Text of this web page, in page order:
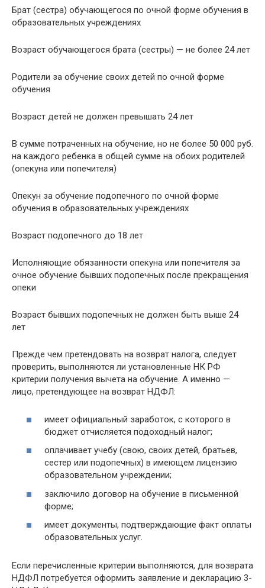
Брат (сестра) обучающегося по очной форме обучения в
образовательных учреждениях
Возраст обучающегося брата (сестры) — не более 24 лет
Родители за обучение своих детей по очной форме
обучения
Возраст детей не должен превышать 24 лет
В сумме потраченных на обучение, но не более 50 000 руб.
на каждого ребенка в общей сумме на обоих родителей
(опекуна или попечителя)
Опекун за обучение подопечного по очной форме
обучения в образовательных учреждениях
Возраст подопечного до 18 лет
Исполняющие обязанности опекуна или попечителя за
очное обучение бывших подопечных после прекращения
опеки
Возраст бывших подопечных не должен быть выше 24
лет
Прежде чем претендовать на возврат налога, следует
проверить, выполняются ли установленные НК РФ
критерии получения вычета на обучение. А именно —
лицо, претендующее на возврат НДФЛ:
имеет официальный заработок, с которого в
бюджет отчисляется подоходный налог;
оплачивает учебу (свою, своих детей, братьев,
сестер или подопечных) в имеющем лицензию
образовательном учреждении;
заключило договор на обучение в письменной
форме;
имеет документы, подтверждающие факт оплаты
образовательных услуг.
Если перечисленные критерии выполняются, для возврата
НДФЛ потребуется оформить заявление и декларацию 3-